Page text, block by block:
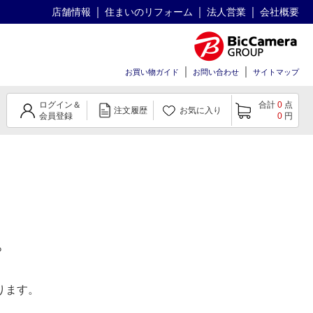
店舗情報 住まいのリフォーム 法人営業 会社概要
お買い物ガイド お問い合わせ サイトマップ
ログイン＆
会員登録
注文履歴 お気に入り
合計 0 点
0 円
す。